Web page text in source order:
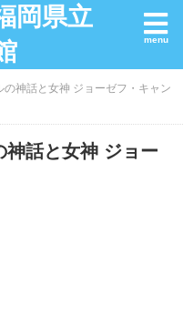
岡県立
の神話と女神 ジョーゼフ・キャン
神話と女神 ジョー